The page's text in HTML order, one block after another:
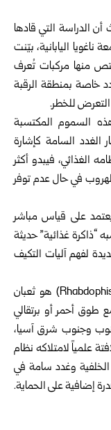
الدراسة التي قادها
اليابانية، بيّنت
منها مركبات تُعرف
خاصة بمنطقة الرقبة
التعرض للخطر.
السموم المكتسبة
الغدد السامة كإشارة
الغذائي، فيبدو أكثر
في حال عدم توفر
على قياس مباشر
“ذاكرة غذائية” حديثة
لفهم آليات التكيف
والكيلباك ذو الرقبة الحمراء (Rhabdophis subminiatus) هو ثعبان
طوق أحمر أو برتقالي
وجنوب شرق آسيا،
علمياً لامتلاكه نظام
وغدد سامة في
إضافية على الحماية.